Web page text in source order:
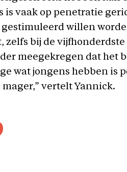
is vaak op penetratie
willen
zelfs bij de
meegekregen dat het
wat jongens hebben is
mager,” vertelt Yannick.